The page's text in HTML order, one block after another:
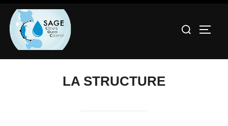
LA STRUCTURE